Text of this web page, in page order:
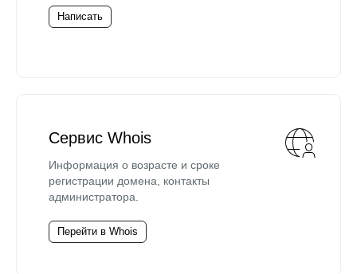
Написать
Сервис Whois
Информация о возрасте и сроке
регистрации домена, контакты
администратора.
Перейти в Whois